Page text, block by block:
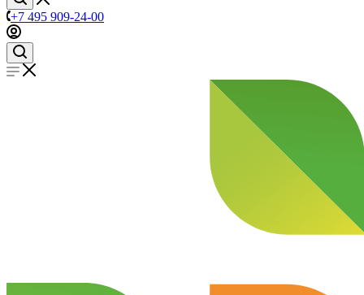
+7 495 909-24-00